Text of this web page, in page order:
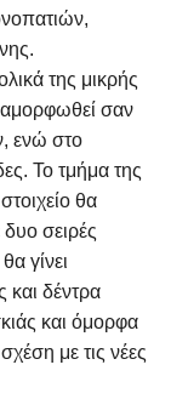
της μικρής
σαν
ενώ στο
Το τμήμα της
θα
σειρές
γίνει
και δέντρα
και όμορφα
με τις νέες